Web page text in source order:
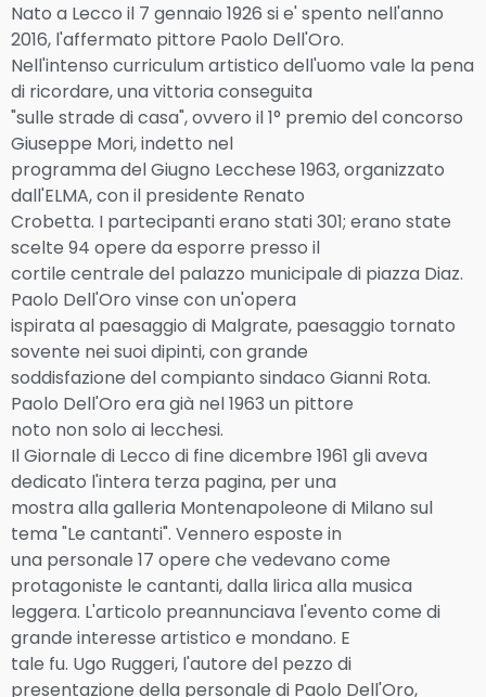
Nato a Lecco il 7 gennaio 1926 si e' spento nell'anno
2016, l'affermato pittore Paolo Dell'Oro.
Nell'intenso curriculum artistico dell'uomo vale la pena
di ricordare, una vittoria conseguita
"sulle strade di casa", ovvero il 1° premio del concorso
Giuseppe Mori, indetto nel
programma del Giugno Lecchese 1963, organizzato
dall'ELMA, con il presidente Renato
Crobetta. I partecipanti erano stati 301; erano state
scelte 94 opere da esporre presso il
cortile centrale del palazzo municipale di piazza Diaz.
Paolo Dell'Oro vinse con un'opera
ispirata al paesaggio di Malgrate, paesaggio tornato
sovente nei suoi dipinti, con grande
soddisfazione del compianto sindaco Gianni Rota.
Paolo Dell'Oro era già nel 1963 un pittore
noto non solo ai lecchesi.
Il Giornale di Lecco di fine dicembre 1961 gli aveva
dedicato l'intera terza pagina, per una
mostra alla galleria Montenapoleone di Milano sul
tema "Le cantanti". Vennero esposte in
una personale 17 opere che vedevano come
protagoniste le cantanti, dalla lirica alla musica
leggera. L'articolo preannunciava l'evento come di
grande interesse artistico e mondano. E
tale fu. Ugo Ruggeri, l'autore del pezzo di
presentazione della personale di Paolo Dell'Oro,